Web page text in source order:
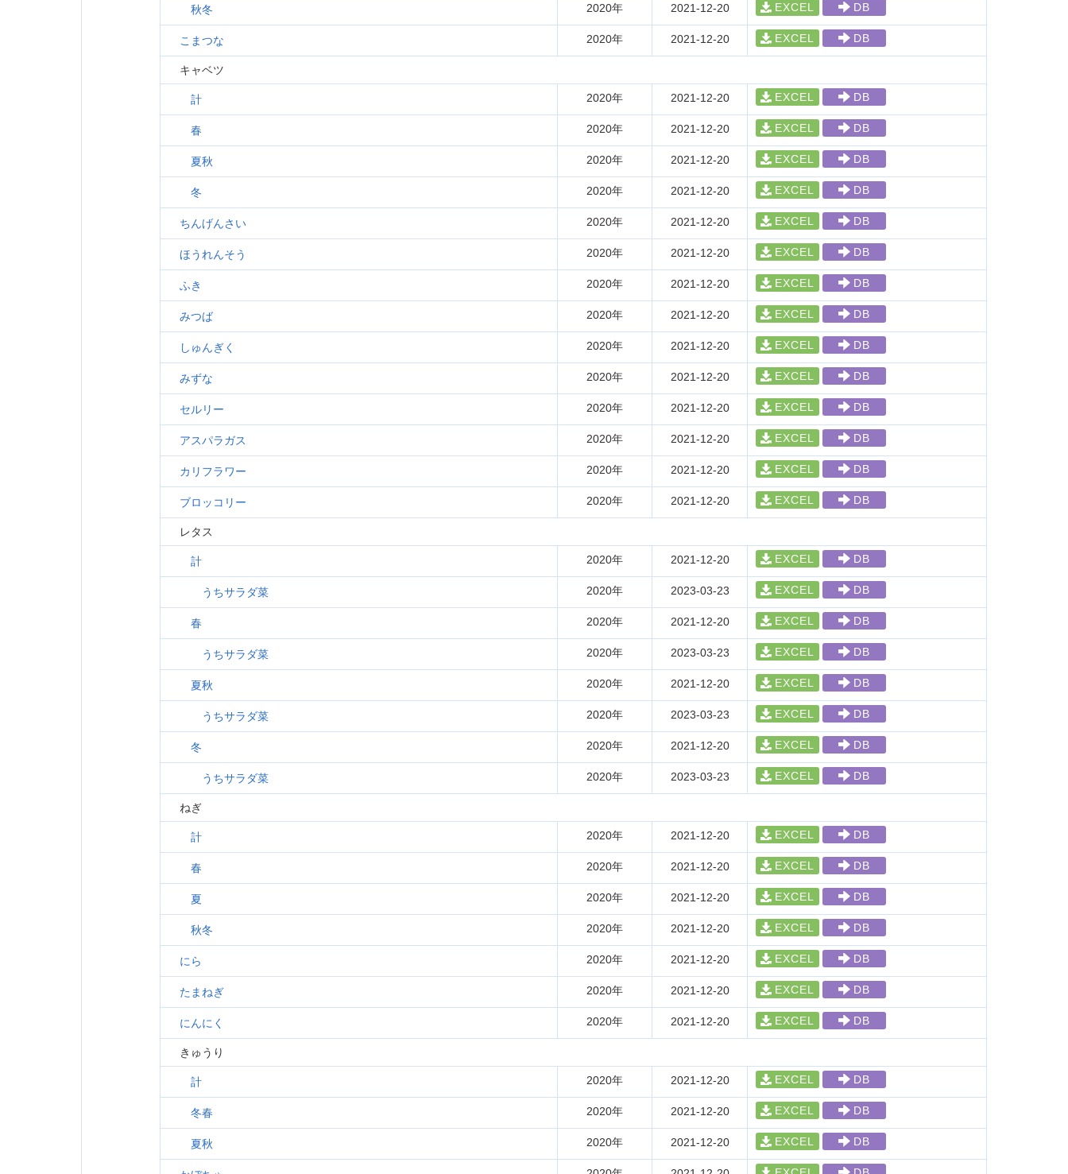
秋冬 2020年 2021-12-20 EXCEL DB
こまつな 2020年 2021-12-20 EXCEL DB
キャベツ
計 2020年 2021-12-20 EXCEL DB
春 2020年 2021-12-20 EXCEL DB
夏秋 2020年 2021-12-20 EXCEL DB
冬 2020年 2021-12-20 EXCEL DB
ちんげんさい 2020年 2021-12-20 EXCEL DB
ほうれんそう 2020年 2021-12-20 EXCEL DB
ふき 2020年 2021-12-20 EXCEL DB
みつば 2020年 2021-12-20 EXCEL DB
しゅんぎく 2020年 2021-12-20 EXCEL DB
みずな 2020年 2021-12-20 EXCEL DB
セルリー 2020年 2021-12-20 EXCEL DB
アスパラガス 2020年 2021-12-20 EXCEL DB
カリフラワー 2020年 2021-12-20 EXCEL DB
ブロッコリー 2020年 2021-12-20 EXCEL DB
レタス
計 2020年 2021-12-20 EXCEL DB
うちサラダ菜 2020年 2023-03-23 EXCEL DB
春 2020年 2021-12-20 EXCEL DB
うちサラダ菜 2020年 2023-03-23 EXCEL DB
夏秋 2020年 2021-12-20 EXCEL DB
うちサラダ菜 2020年 2023-03-23 EXCEL DB
冬 2020年 2021-12-20 EXCEL DB
うちサラダ菜 2020年 2023-03-23 EXCEL DB
ねぎ
計 2020年 2021-12-20 EXCEL DB
春 2020年 2021-12-20 EXCEL DB
夏 2020年 2021-12-20 EXCEL DB
秋冬 2020年 2021-12-20 EXCEL DB
にら 2020年 2021-12-20 EXCEL DB
たまねぎ 2020年 2021-12-20 EXCEL DB
にんにく 2020年 2021-12-20 EXCEL DB
きゅうり
計 2020年 2021-12-20 EXCEL DB
冬春 2020年 2021-12-20 EXCEL DB
夏秋 2020年 2021-12-20 EXCEL DB